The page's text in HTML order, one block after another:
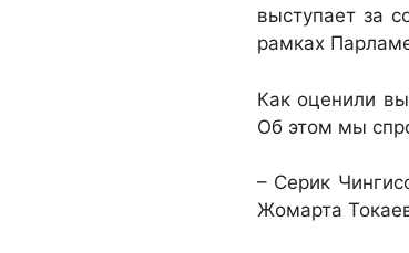
выступает за
рамках
Как оценили
Об этом мы
– Серик
Жомарта